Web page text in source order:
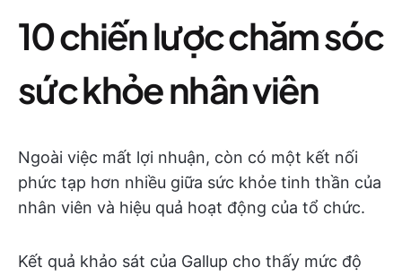
10 chiến lược chăm sóc
sức khỏe nhân viên
Ngoài việc mất lợi nhuận, còn có một kết nối
phức tạp hơn nhiều giữa sức khỏe tinh thần của
nhân viên và hiệu quả hoạt động của tổ chức.
Kết quả khảo sát của Gallup cho thấy mức độ